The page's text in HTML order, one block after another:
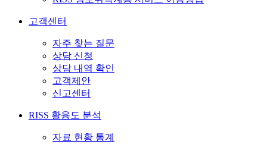
고객센터
자주 찾는 질문
상담 신청
상담 내역 확인
고객제안
신고센터
RISS 활용도 분석
자료 현황 통계